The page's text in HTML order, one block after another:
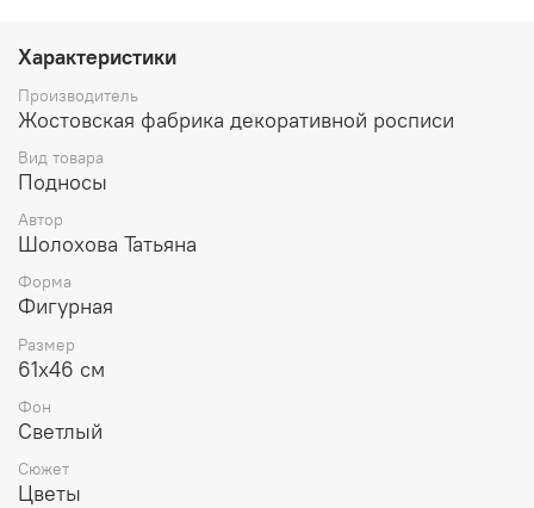
Характеристики
Производитель
Жостовская фабрика декоративной росписи
Вид товара
Подносы
Автор
Шолохова Татьяна
Форма
Фигурная
Размер
61х46 см
Фон
Светлый
Сюжет
Цветы